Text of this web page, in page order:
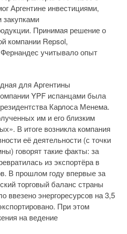
Аргентине инвестициями,
Принимая решение о
компании Repsol,
учитывало опыт
для Аргентины
YPF испанцами была
Карлоса Менема.
им и его близким
В итоге возникла компания
её деятельности (с точки
говорят такие факты: за
из экспортёра в
В прошлом году впервые за
торговый баланс страны
ввезено энергоресурсов на 3,5
При этом
на ведение